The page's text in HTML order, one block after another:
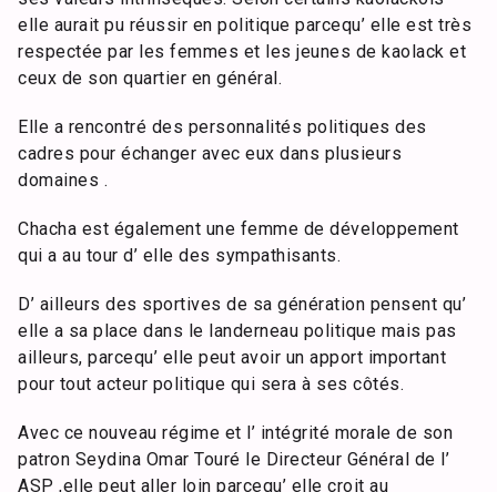
elle aurait pu réussir en politique parcequ’ elle est très
respectée par les femmes et les jeunes de kaolack et
ceux de son quartier en général.
Elle a rencontré des personnalités politiques des
cadres pour échanger avec eux dans plusieurs
domaines .
Chacha est également une femme de développement
qui a au tour d’ elle des sympathisants.
D’ ailleurs des sportives de sa génération pensent qu’
elle a sa place dans le landerneau politique mais pas
ailleurs, parcequ’ elle peut avoir un apport important
pour tout acteur politique qui sera à ses côtés.
Avec ce nouveau régime et l’ intégrité morale de son
patron Seydina Omar Touré le Directeur Général de l’
ASP ,elle peut aller loin parcequ’ elle croit au